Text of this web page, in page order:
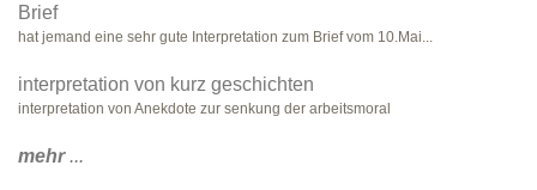
Brief
hat jemand eine sehr gute Interpretation zum Brief vom 10.Mai...
interpretation von kurz geschichten
interpretation von Anekdote zur senkung der arbeitsmoral
mehr...